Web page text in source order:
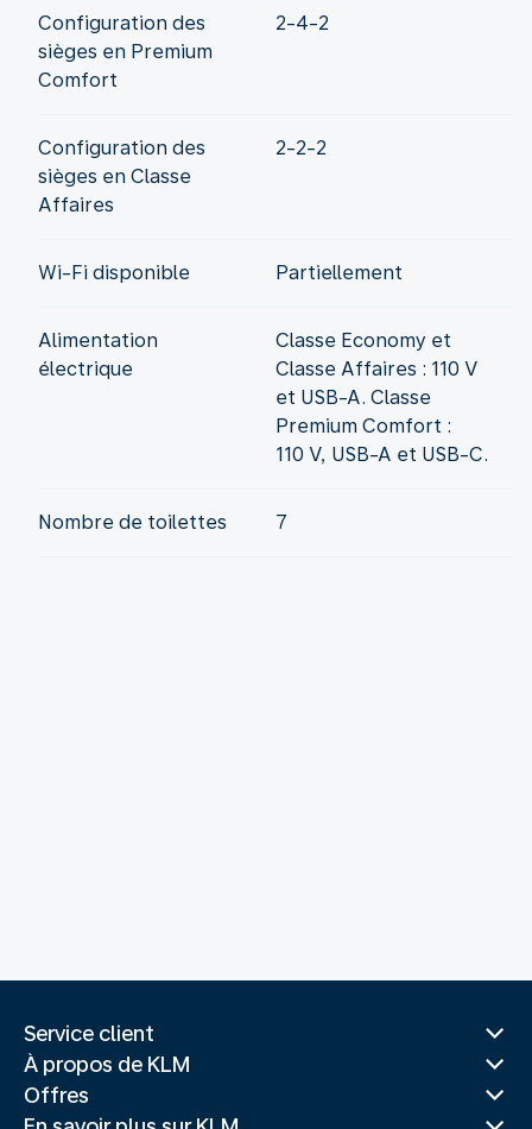
Configuration des
sièges en Premium
Comfort
2-4-2
Configuration des
sièges en Classe
Affaires
2-2-2
Wi-Fi disponible Partiellement
Alimentation
électrique
Classe Economy et
Classe Affaires : 110 V
et USB-A. Classe
Premium Comfort :
110 V, USB-A et USB-C.
Nombre de toilettes 7
Service client
À propos de KLM
Offres